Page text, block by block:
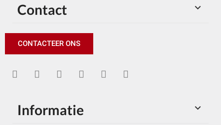

Contact
CONTACTEER ONS

Informatie